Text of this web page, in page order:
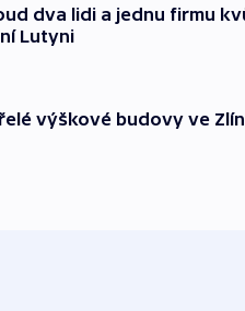
dva lidi a jednu firmu
Lutyni
výškové budovy ve